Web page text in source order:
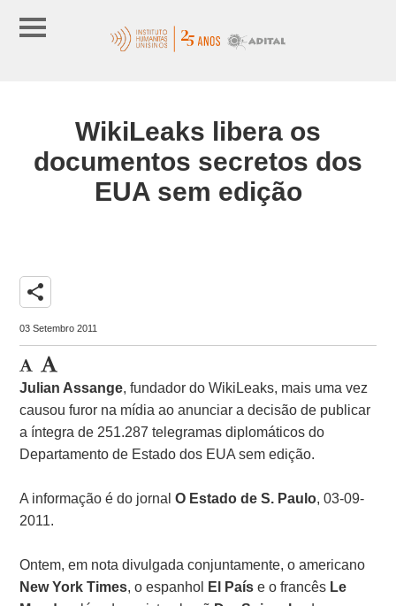
WikiLeaks libera os
documentos secretos dos
EUA sem edição
share
03 Setembro 2011
Julian Assange, fundador do WikiLeaks, mais uma vez
causou furor na mídia ao anunciar a decisão de publicar
a íntegra de 251.287 telegramas diplomáticos do
Departamento de Estado dos EUA sem edição.
A informação é do jornalO Estado de S. Paulo, 03-09-
2011.
Ontem, em nota divulgada conjuntamente, o americano
New York Times, o espanhol El País e o francês Le